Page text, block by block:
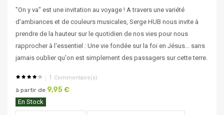
"On y va" est une invitation au voyage ! A travers une variété
d'ambiances et de couleurs musicales, Serge HUB nous invite à
prendre de la hauteur sur le quotidien de nos vies pour nous
rapprocher à l'essentiel : Une vie fondée sur la foi en Jésus... sans
jamais oublier qu'on est simplement des passagers sur cette terre.
1 Commentaire(s)
à partir de 9,95 €
En Stock